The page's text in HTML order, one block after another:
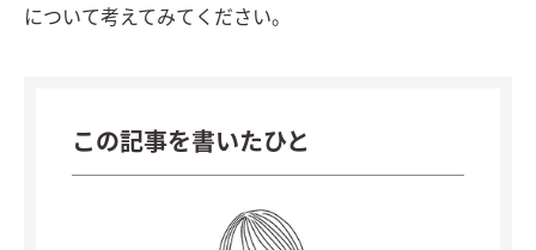
について考えてみてください。
この記事を書いたひと